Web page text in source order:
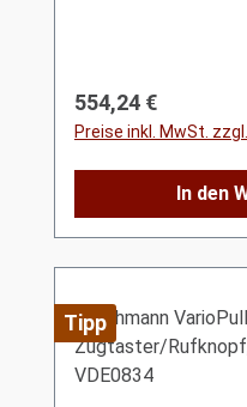
Regulärer Preis:
554,24 €
Preise inkl. MwSt.
In den
Tipp